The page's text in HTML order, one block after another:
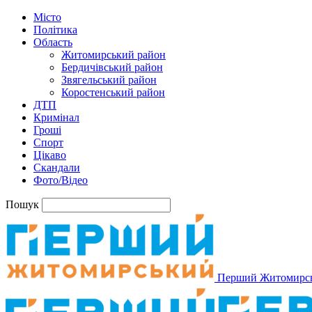
Місто
Політика
Область
Житомирський район
Бердичівський район
Звягельський район
Коростенський район
ДТП
Кримінал
Гроші
Спорт
Цікаво
Скандали
Фото/Відео
Пошук
Перший